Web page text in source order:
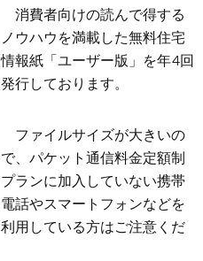
消費者向けの読んで得する
ノウハウを満載した無料住宅
情報紙「ユーザー版」を年4回
発行しております。
ファイルサイズが大きいの
で、パケット通信料金定額制
プランに加入していない携帯
電話やスマートフォンなどを
利用している方はご注意くだ